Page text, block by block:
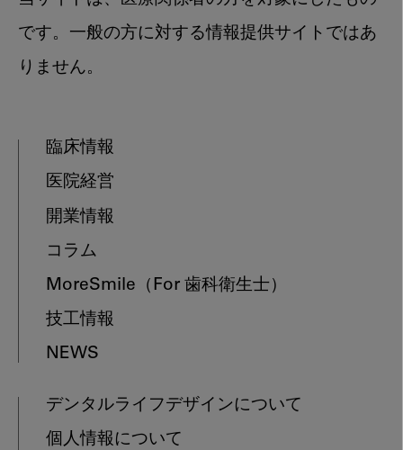
です。一般の方に対する情報提供サイトではあ
りません。
臨床情報
医院経営
開業情報
コラム
MoreSmile （For 歯科衛生士）
技工情報
NEWS
デンタルライフデザインについて
個人情報について